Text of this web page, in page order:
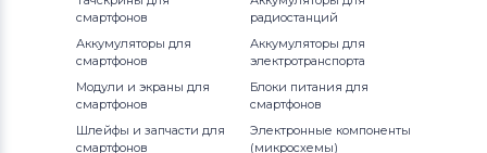
Аккумуляторы для ноутбуковHP
Аккумуляторы для ноутбуковMSI
Аккумуляторы для ноутбуков
Inspiron 14
Inspiron 14R
Inspiron 14V
смартфонов
Аккумуляторы для
смартфонов
Модули и экраны для
смартфонов
Шлейфы и запчасти для
смартфонов
радиостанций
Аккумуляторы для
электротранспорта
Блоки питания для
смартфонов
Электронные компоненты
(микросхемы)